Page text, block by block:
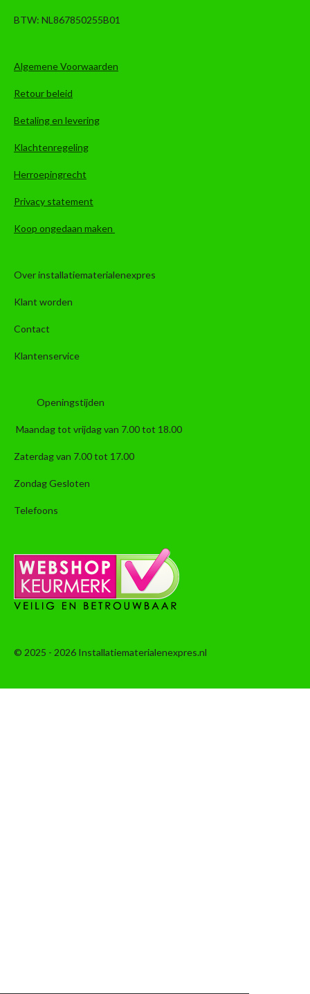
BTW: NL867850255B01
Algemene Voorwaarden
Retour beleid
Betaling en levering
Klachtenregeling
Herroepingrecht
Privacy statement
Koop ongedaan maken
Over installatiematerialenexpres
Klant worden
Contact
Klantenservice
Openingstijden
Maandag tot vrijdag van 7.00 tot 18.00
Zaterdag van 7.00 tot 17.00
Zondag Gesloten
Telefoons
© 2025 - 2026 Installatiematerialenexpres.nl